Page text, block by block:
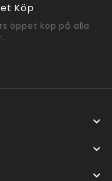
Köp
öppet köp på alla


